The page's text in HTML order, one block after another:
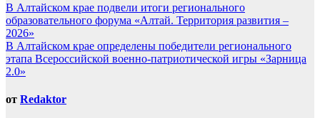
Навигация
по
записям
В Алтайском крае подвели итоги регионального
образовательного форума «Алтай. Территория развития –
2026»
В Алтайском крае определены победители регионального
этапа Всероссийской военно-патриотической игры «Зарница
2.0»
от Redaktor